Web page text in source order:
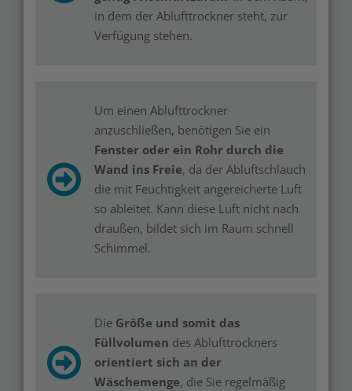
in dem der Ablufttrockner steht, zur
Verfügung stehen.
Um einen Ablufttrockner
anzuschließen, benötigen Sie ein
Fenster oder ein Rohr durch die
Wand ins Freie, da der Abluftschlauch
die mit Feuchtigkeit angereicherte Luft
so ableitet. Kann diese Luft nicht nach
draußen, bildet sich im Raum schnell
Schimmel.
Die Größe und somit das
Füllvolumen des Ablufttrockners
orientiert sich an der
Wäschemenge, die Sie regelmäßig